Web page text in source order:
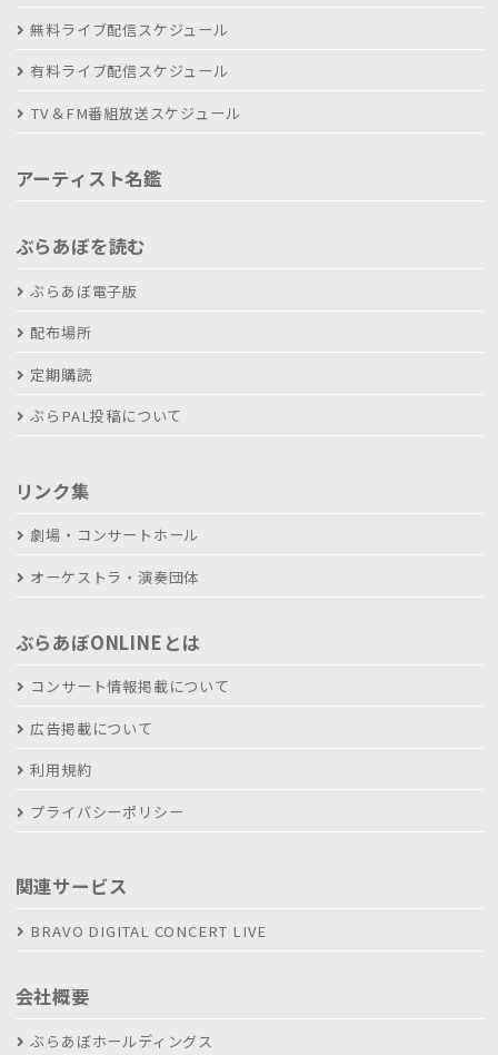
無料ライブ配信スケジュール
有料ライブ配信スケジュール
TV＆FM番組放送スケジュール
アーティスト名鑑
ぶらあぼを読む
ぶらあぼ電子版
配布場所
定期購読
ぶらPAL投稿について
リンク集
劇場・コンサートホール
オーケストラ・演奏団体
ぶらあぼONLINEとは
コンサート情報掲載について
広告掲載について
利用規約
プライバシーポリシー
関連サービス
BRAVO DIGITAL CONCERT LIVE
会社概要
ぶらあぼホールディングス